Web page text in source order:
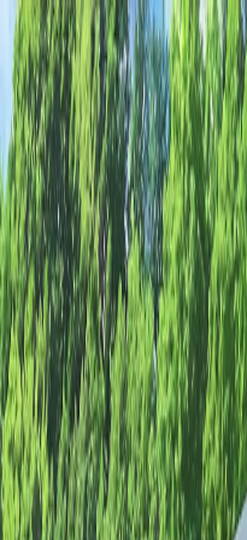
PlanosContato
PSICOSSOCIAL ALCOOL
ALCOOL E